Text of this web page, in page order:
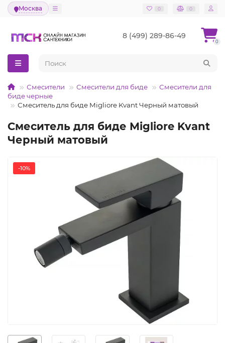
Москва 0 0
8 (499) 289-86-49
0
Смесители Смесители для биде
Смесители для
биде черные
Смеситель для биде Migliore Kvant Черный матовый
Смеситель для биде Migliore Kvant
Черный матовый
-10%